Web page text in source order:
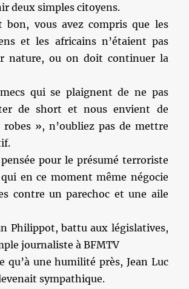
deux simples citoyens.
bon, vous avez compris que les
et les africains n’étaient pas
nature, ou on doit continuer la
qui se plaignent de ne pas
de short et nous envient de
», n’oubliez pas de mettre
pour le présumé terroriste
qui en ce moment même négocie
contre un parechoc et une aile
Philippot, battu aux législatives,
journaliste à BFMTV
qu’à une humilité près, Jean Luc
sympathique.